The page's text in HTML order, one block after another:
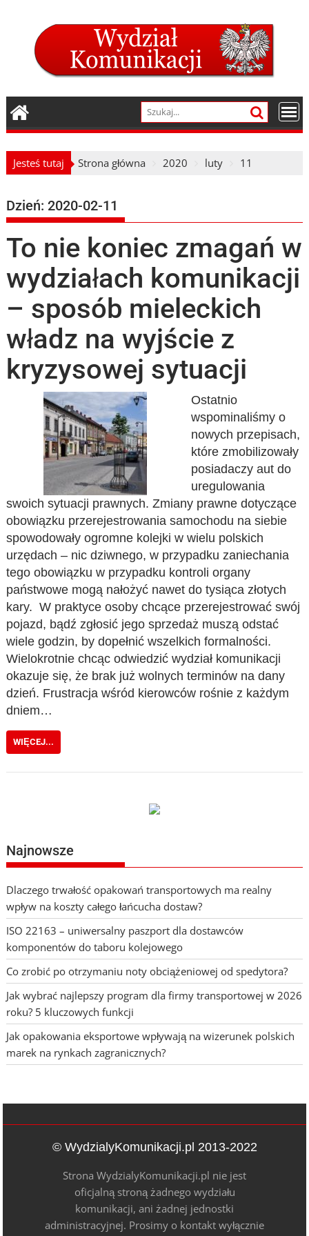
Jesteś tutaj Strona główna 2020 luty 11
Dzień:2020-02-11
To nie koniec zmagań w
wydziałach komunikacji
– sposób mieleckich
władz na wyjście z
kryzysowej sytuacji
Ostatnio
wspominaliśmy o
nowych przepisach,
które zmobilizowały
posiadaczy aut do
uregulowania
swoich sytuacji prawnych. Zmiany prawne dotyczące
obowiązku przerejestrowania samochodu na siebie
spowodowały ogromne kolejki w wielu polskich
urzędach – nic dziwnego, w przypadku zaniechania
tego obowiązku w przypadku kontroli organy
państwowe mogą nałożyć nawet do tysiąca złotych
kary. W praktyce osoby chcące przerejestrować swój
pojazd, bądź zgłosić jego sprzedaż muszą odstać
wiele godzin, by dopełnić wszelkich formalności.
Wielokrotnie chcąc odwiedzić wydział komunikacji
okazuje się, że brak już wolnych terminów na dany
dzień. Frustracja wśród kierowców rośnie z każdym
dniem…
WIĘCEJ...
Najnowsze
Dlaczego trwałość opakowań transportowych ma realny
wpływ na koszty całego łańcucha dostaw?
ISO 22163 – uniwersalny paszport dla dostawców
komponentów do taboru kolejowego
Co zrobić po otrzymaniu noty obciążeniowej od spedytora?
Jak wybrać najlepszy program dla firmy transportowej w 2026
roku? 5 kluczowych funkcji
Jak opakowania eksportowe wpływają na wizerunek polskich
marek na rynkach zagranicznych?
© WydzialyKomunikacji.pl 2013-2022
Strona WydzialyKomunikacji.pl nie jest
oficjalną stroną żadnego wydziału
komunikacji, ani żadnej jednostki
administracyjnej. Prosimy o kontakt wyłącznie